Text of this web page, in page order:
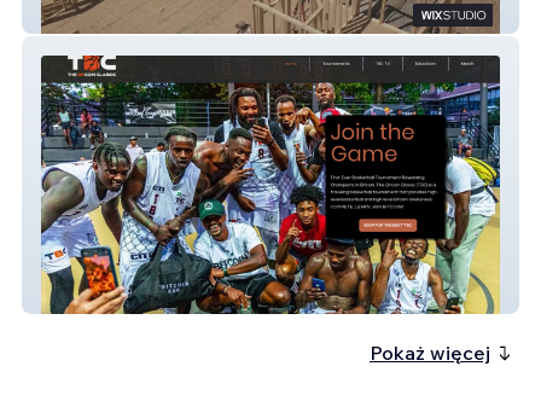
Jones & Sons Construction
The Bitcoin Classic
Pokaż więcej